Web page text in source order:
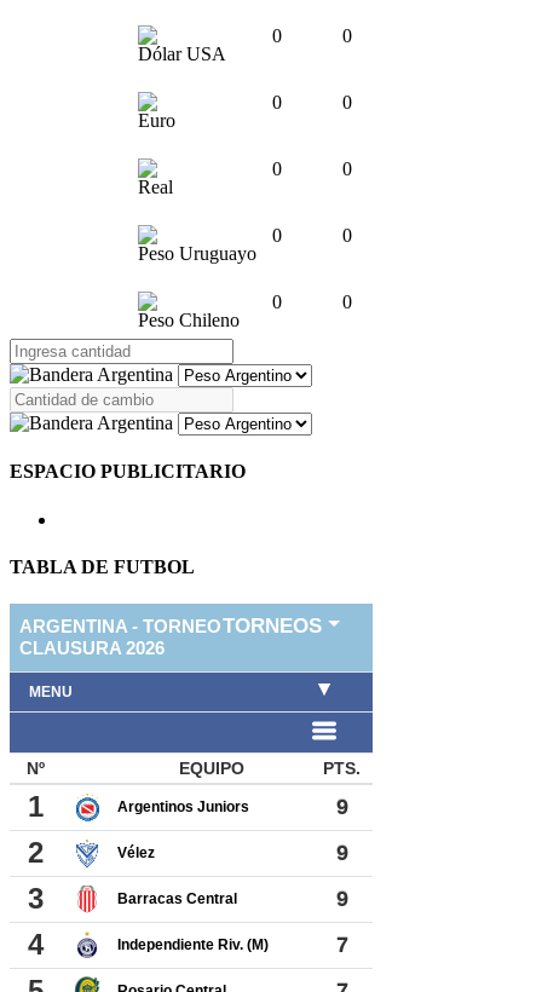
Dólar USA
0 0
Euro
0 0
Real
0 0
Peso Uruguayo
0 0
Peso Chileno
0 0
ESPACIO PUBLICITARIO
TABLA DE FUTBOL